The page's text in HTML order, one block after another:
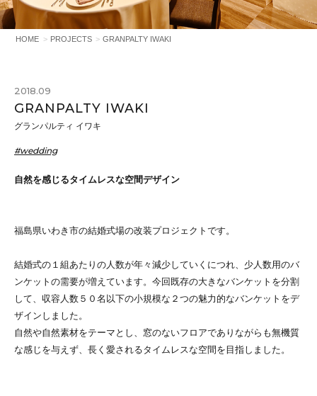
HOME PROJECTS GRANPALTY IWAKI
2018.09
GRANPALTY IWAKI
グランパルティ イワキ
#wedding
自然を感じるタイムレスな空間デザイン
福島県いわき市の結婚式場の改装プロジェクトです。
結婚式の１組あたりの人数が年々減少していくにつれ、少人数用のバ
ンケットの需要が増えています。今回既存の大きなバンケットを分割
して、収容人数５０名以下の小規模な２つの魅力的なバンケットをデ
ザインしました。
自然や自然素材をテーマとし、窓のないフロアでありながらも無機質
な感じを与えず、長く愛されるタイムレスな空間を目指しました。